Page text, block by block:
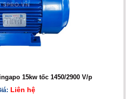
15kw tốc 1450/2900 V/p
Liên hệ